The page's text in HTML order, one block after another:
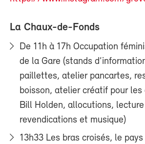
La Chaux-de-Fonds
De 11h à 17h Occupation
de la Gare (stands
paillettes, atelier pancartes,
boisson, atelier créatif pour les
Bill Holden, allocutions,
revendications et musique)
13h33 Les bras croisés, le